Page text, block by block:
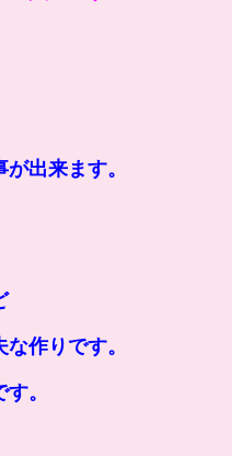
が出来ます。
作りです。
。